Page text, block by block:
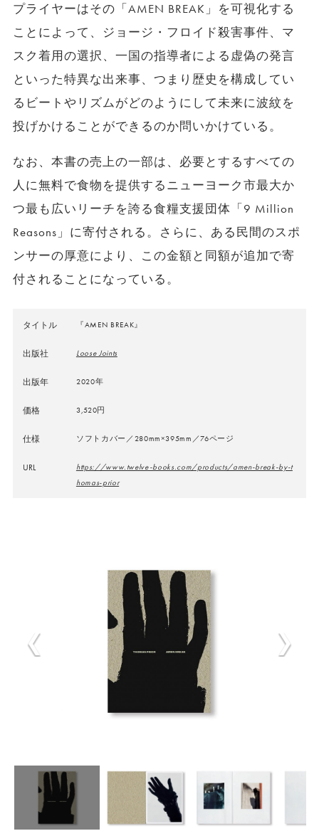
プライヤーはその「AMEN BREAK」を可視化する
ことによって、ジョージ・フロイド殺害事件、マ
スク着用の選択、一国の指導者による虚偽の発言
といった特異な出来事、つまり歴史を構成してい
るビートやリズムがどのようにして未来に波紋を
投げかけることができるのか問いかけている。
なお、本書の売上の一部は、必要とするすべての
人に無料で食物を提供するニューヨーク市最大か
つ最も広いリーチを誇る食糧支援団体「9 Million
Reasons」に寄付される。さらに、ある民間のスポ
ンサーの厚意により、この金額と同額が追加で寄
付されることになっている。
タイトル 『AMEN BREAK』
出版社 Loose Joints
出版年 2020年
価格 3,520円
仕様 ソフトカバー／280mm×395mm／76ページ
URL
https://www.twelve-books.com/products/amen-break-by-t
homas-prior